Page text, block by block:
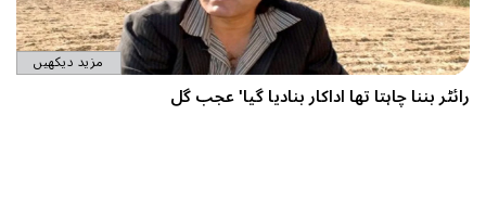
مزید دیکھیں
رائٹر بننا چاہتا تھا اداکار بنادیا گیا' عجب گل